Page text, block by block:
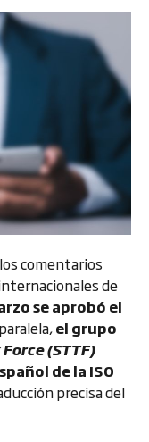
comentarios
de
se aprobó el
el grupo
(STTF)
de la ISO
precisa del